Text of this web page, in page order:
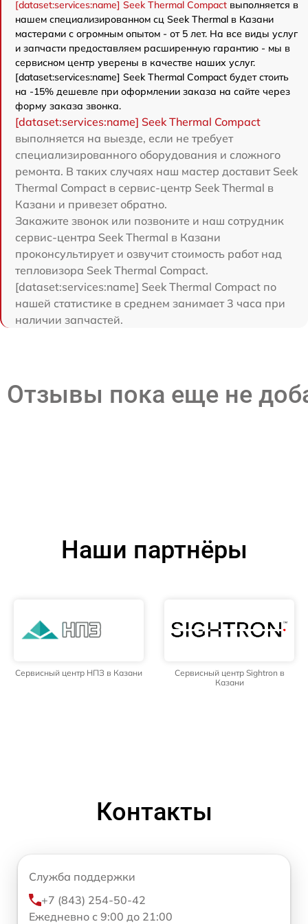
[dataset:services:name] Seek Thermal Compact выполняется в
нашем специализированном сц Seek Thermal в Казани
мастерами с огромным опытом - от 5 лет. На все виды услуг
и запчасти предоставляем расширенную гарантию - мы в
сервисном центр уверены в качестве наших услуг.
[dataset:services:name] Seek Thermal Compact будет стоить
на -15% дешевле при оформлении заказа на сайте через
форму заказа звонка.
[dataset:services:name] Seek Thermal Compact
выполняется на выезде, если не требует
специализированного оборудования и сложного
ремонта. В таких случаях наш мастер доставит Seek
Thermal Compact в сервис-центр Seek Thermal в
Казани и привезет обратно.
Закажите звонок или позвоните и наш сотрудник
сервис-центра Seek Thermal в Казани
проконсультирует и озвучит стоимость работ над
тепловизора Seek Thermal Compact.
[dataset:services:name] Seek Thermal Compact по
нашей статистике в среднем занимает 3 часа при
наличии запчастей.
Отзывы пока еще не
Наши партнёры
Сервисный центр НПЗ в Казани
Сервисный центр Sightron в
Казани
Контакты
Служба поддержки
+7 (843) 254-50-42
Ежедневно с 9:00 до 21:00